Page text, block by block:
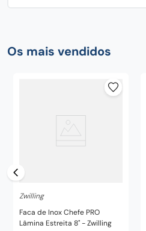
Os mais vendidos
Zwilling
Faca de Inox Chefe PRO
Lâmina Estreita 8" - Zwilling